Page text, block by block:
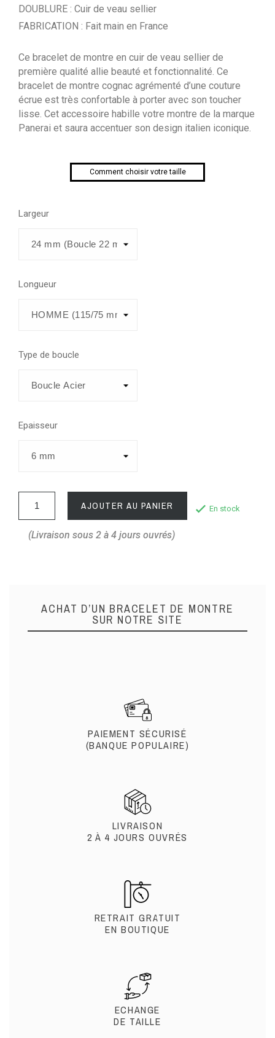
DOUBLURE : Cuir de veau sellier
FABRICATION : Fait main en France
Ce bracelet de montre en cuir de veau sellier de
première qualité allie beauté et fonctionnalité. Ce
bracelet de montre cognac agrémenté d’une couture
écrue est très confortable à porter avec son toucher
lisse. Cet accessoire habille votre montre de la marque
Panerai et saura accentuer son design italien iconique.
Comment choisir votre taille
Largeur
Longueur
Type de boucle
Epaisseur
AJOUTER AU PANIER En stock
(Livraison sous 2 à 4 jours ouvrés)
ACHAT D’UN BRACELET DE MONTRE
SUR NOTRE SITE
PAIEMENT SÉCURISÉ
(BANQUE POPULAIRE)
LIVRAISON
2 À 4 JOURS OUVRÉS
RETRAIT GRATUIT
EN BOUTIQUE
ECHANGE
DE TAILLE